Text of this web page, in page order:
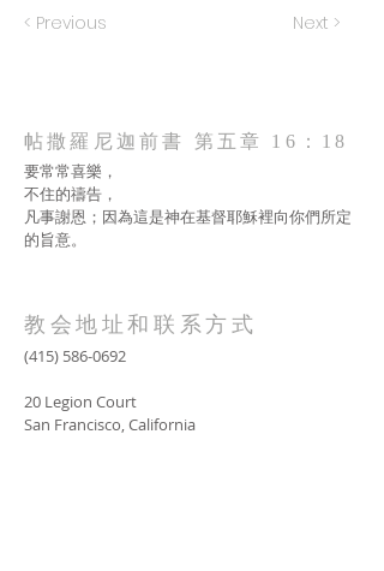
< Previous Next >
帖撒羅尼迦前書 第五章 16：18
要常常喜樂，
不住的禱告，
凡事謝恩；因為這是神在基督耶穌裡向你們所定
的旨意。
教会地址和联系方式
(415) 586-0692
20 Legion Court
San Francisco, California